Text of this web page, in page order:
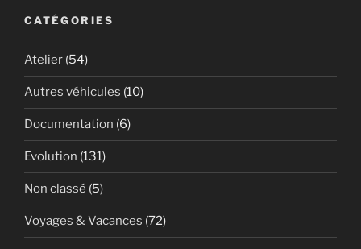
CATÉGORIES
Atelier (54)
Autres véhicules (10)
Documentation (6)
Evolution (131)
Non classé (5)
Voyages & Vacances (72)